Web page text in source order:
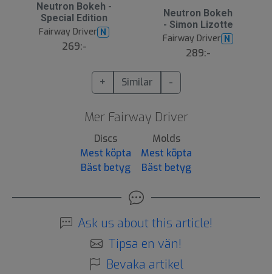
Neutron Bokeh -
Special Edition
Fairway Driver N
269:-
Neutron Bokeh
- Simon Lizotte
Fairway Driver N
289:-
+ Similar -
Mer Fairway Driver
Discs
Mest köpta
Bäst betyg
Molds
Mest köpta
Bäst betyg
Ask us about this article!
Tipsa en vän!
Bevaka artikel